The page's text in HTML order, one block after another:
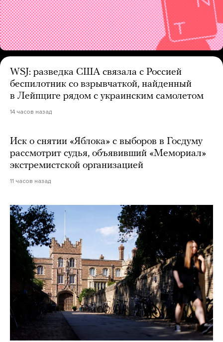
WSJ: разведка США связала с Россией
беспилотник со взрывчаткой, найденный
в Лейпциге рядом с украинским самолетом
14 часов назад
Иск о снятии «Яблока» с выборов в Госдуму
рассмотрит судья, объявивший «Мемориал»
экстремистской организацией
11 часов назад